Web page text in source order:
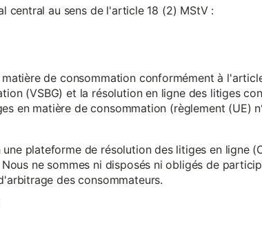
central au sens de l'article 18 (2) MStV :
de consommation conformément à
(VSBG) et la résolution en ligne des litiges
en matière de consommation (règlement (UE)
plateforme de résolution des litiges en ligne
ne sommes ni disposés ni obligés de
des consommateurs.